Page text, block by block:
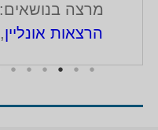
מרצה בנושאים:
הרצאות אונליין,